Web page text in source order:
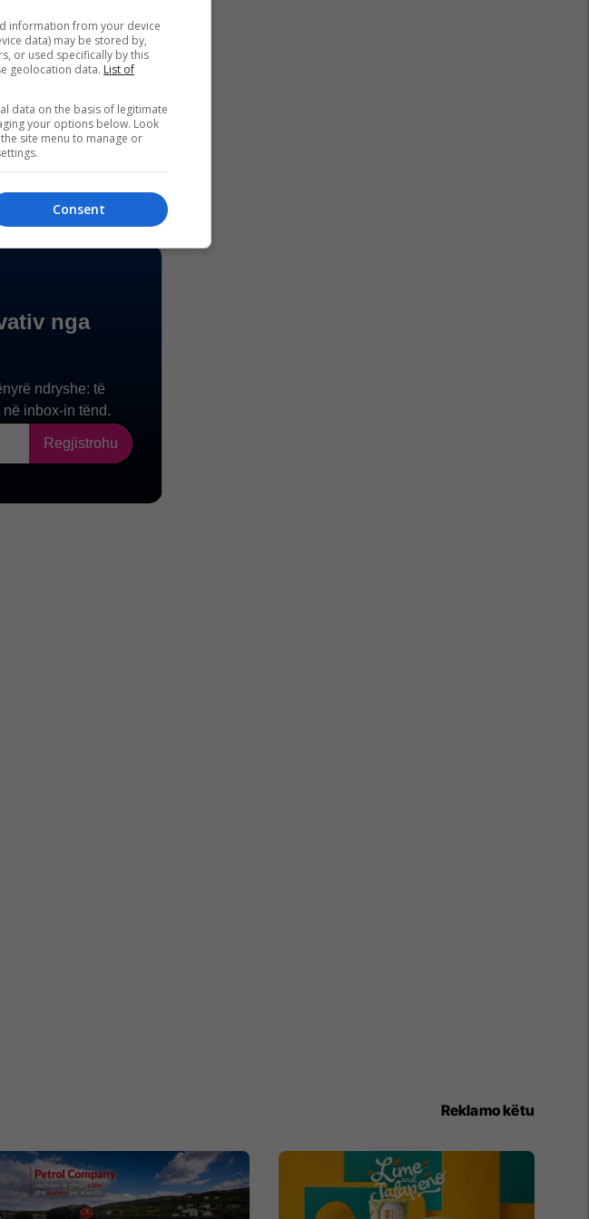
drejt
disa vende
një marrëveshjeje
kufizuar numrin e
information from your device
data) may be stored by,
or used specifically by this
geolocation data. List of
data on the basis of legitimate
your options below. Look
site menu to manage or
Consent